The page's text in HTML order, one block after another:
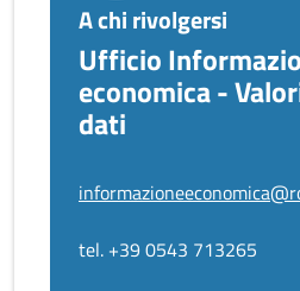
A chi rivolgersi
Ufficio
economica -
dati
tel. +39 0543 713265